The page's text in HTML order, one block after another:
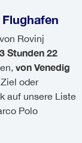
von Rovinj
3 Stunden 22
von Venedig
oder
auf unsere Liste
Polo